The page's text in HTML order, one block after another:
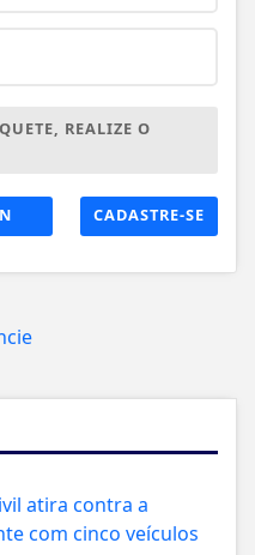
REALIZE O
CADASTRE-SE